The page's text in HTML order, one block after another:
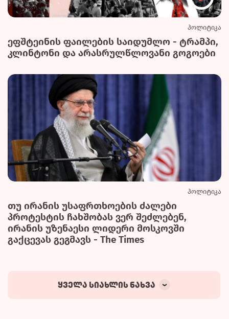
პოლიტიკა
ეფშტეინის ფაილების საიდუმლო - ტრამპი,
კლინტონი და არასრულწლოვანი გოგოები
პოლიტიკა
თუ ირანის უსაფრთხოების ძალები
პროტესტის ჩახშობას ვერ შეძლებენ,
ირანის უზენაესი ლიდერი მოსკოვში
გაქცევას გეგმავს - The Times
ყველა სიახლის ნახვა